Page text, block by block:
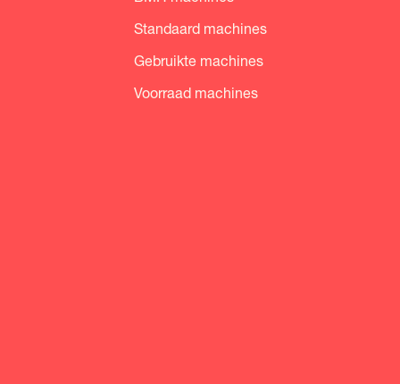
Standaard machines
Gebruikte machines
Voorraad machines